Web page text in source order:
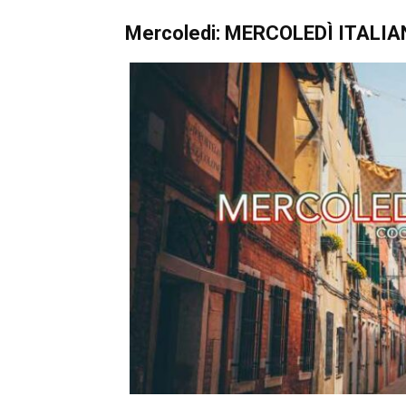
Mercoledi: MERCOLEDÌ